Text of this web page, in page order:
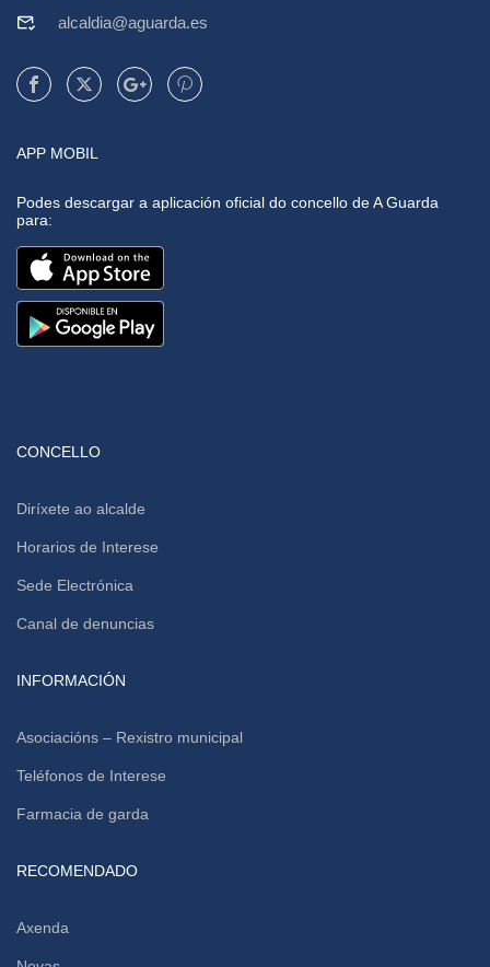
alcaldia@aguarda.es
APP MOBIL
Podes descargar a aplicación oficial do concello de A Guarda
para:
CONCELLO
Diríxete ao alcalde
Horarios de Interese
Sede Electrónica
Canal de denuncias
INFORMACIÓN
Asociacións – Rexistro municipal
Teléfonos de Interese
Farmacia de garda
RECOMENDADO
Axenda